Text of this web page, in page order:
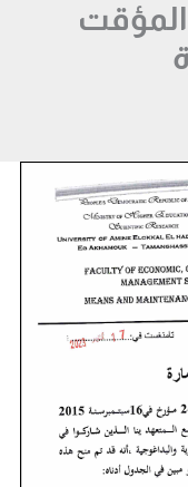
المؤقت